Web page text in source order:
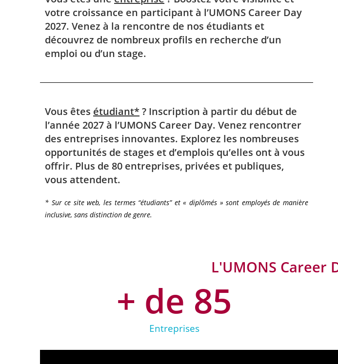
votre croissance en participant à l’UMONS Career Day
2027. Venez à la rencontre de nos étudiants et
découvrez de nombreux profils en recherche d’un
emploi ou d’un stage.
Vous êtes étudiant* ? Inscription à partir du début de
l’année 2027 à l’UMONS Career Day. Venez rencontrer
des entreprises innovantes. Explorez les nombreuses
opportunités de stages et d’emplois qu’elles ont à vous
offrir. Plus de 80 entreprises, privées et publiques,
vous attendent.
* Sur ce site web, les termes “étudiants” et « diplômés » sont employés de manière
inclusive, sans distinction de genre.
L'UMONS Career
Entreprises
+ de 85